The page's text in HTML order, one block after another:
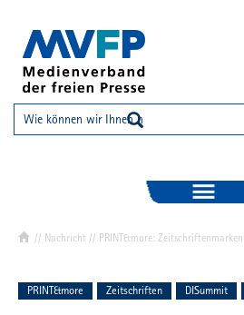
// Nachricht // PRINT&more:
PRINT&more Zeitschriften DISummit